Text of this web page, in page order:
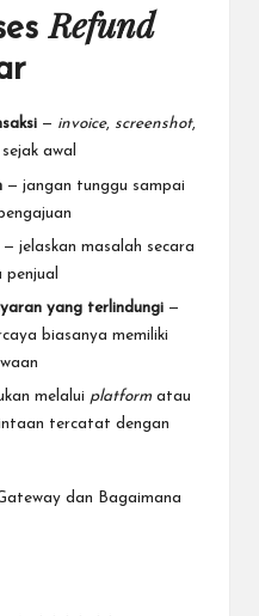
Refund
— invoice, screenshot,
awal
— jangan tunggu sampai
— jelaskan masalah secara
yang terlindungi —
biasanya memiliki
melalui platformatau
tercatat dengan
dan Bagaimana